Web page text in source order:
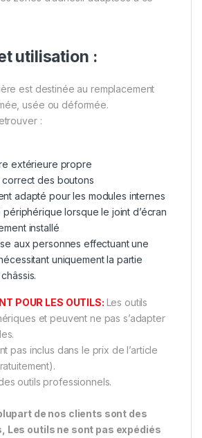
utilisation :
est destinée au remplacement
usée ou déformée.
:
extérieure propre
correct des boutons
adapté pour les modules internes
périphérique lorsque le joint d’écran
installé
aux personnes effectuant une
uniquement la partie
POUR LES OUTILS: Les outils
et peuvent ne pas s’adapter
pas inclus dans le prix de l’article
outils professionnels.
de nos clients sont des
Les outils ne sont pas expédiés